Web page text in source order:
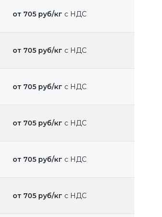
от 705 руб/кг с НДС
от 705 руб/кг с НДС
от 705 руб/кг с НДС
от 705 руб/кг с НДС
от 705 руб/кг с НДС
от 705 руб/кг с НДС